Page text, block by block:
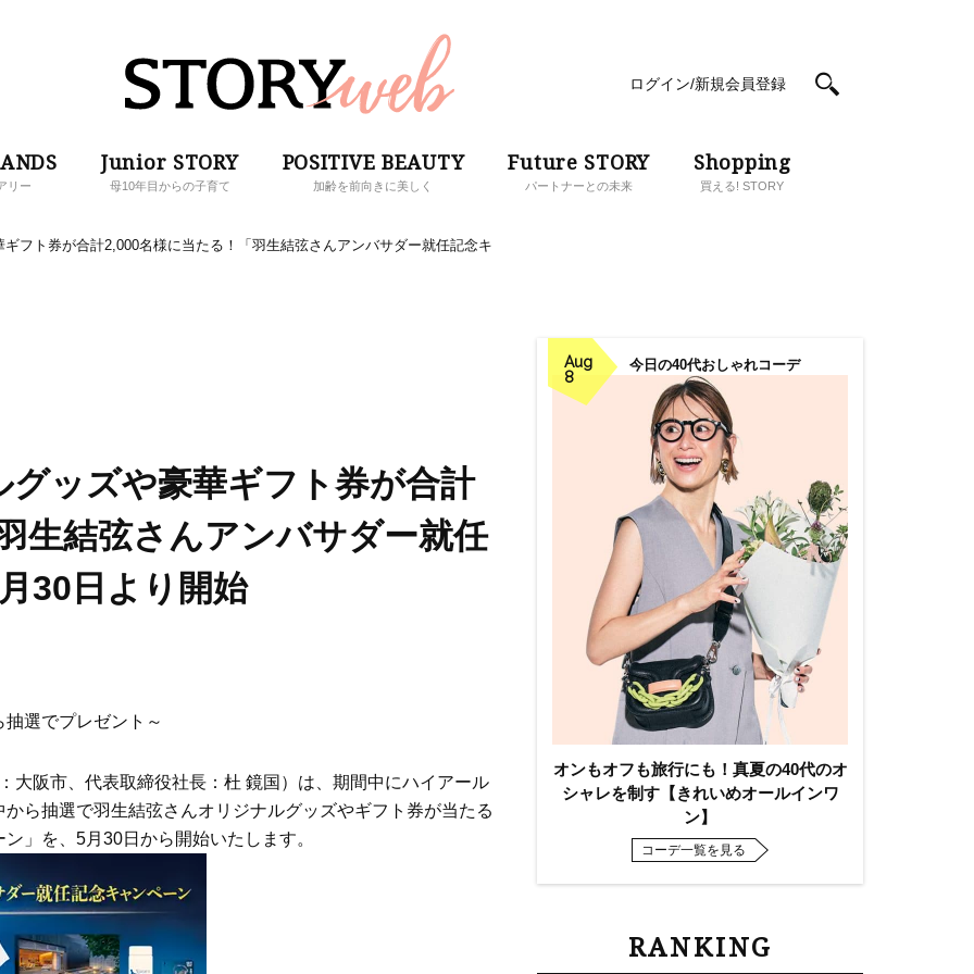
ログイン/新規会員登録
リー
Junior STORY
母10年目からの子育て
POSITIVE BEAUTY
加齢を前向きに美しく
Future STORY
パートナーとの未来
Shopping
買える! STORY
フト券が合計2,000名様に当たる！「羽生結弦さんアンバサダー就任記念キ
ッズや豪華ギフト券が合計
生結弦さんアンバサダー就任
30日より開始
選でプレゼント～
阪市、代表取締役社長：杜 鏡国）は、期間中にハイアール
ら抽選で羽生結弦さんオリジナルグッズやギフト券が当たる
」を、5月30日から開始いたします。
Aug
8
今日の40代おしゃれコーデ
オンもオフも旅行にも！真夏の40代のオ
シャレを制す【きれいめオールインワ
ン】
コーデ一覧を見る
RANKING